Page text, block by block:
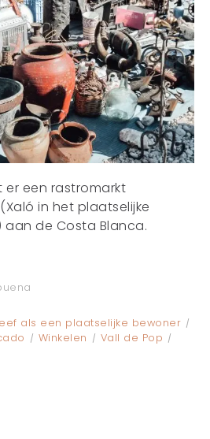
er een rastromarkt
in het plaatselijke
de Costa Blanca.
als een plaatselijke bewoner
Winkelen
Vall de Pop